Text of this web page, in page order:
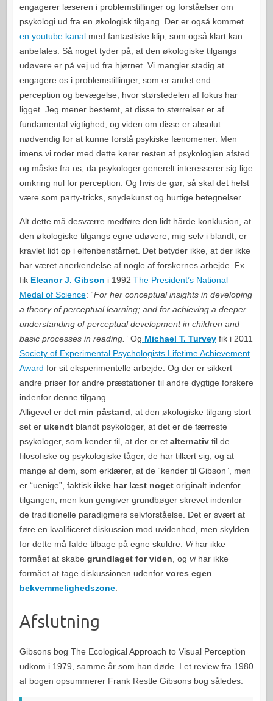
engagerer læseren i problemstillinger og forståelser om
psykologi ud fra en økologisk tilgang. Der er også kommet
en youtube kanalmed fantastiske klip, som også klart kan
anbefales. Så noget tyder på, at den økologiske tilgangs
udøvere er på vej ud fra hjørnet. Vi mangler stadig at
engagere os i problemstillinger, som er andet end
perception og bevægelse, hvor størstedelen af fokus har
ligget. Jeg mener bestemt, at disse to størrelser er af
fundamental vigtighed, og viden om disse er absolut
nødvendig for at kunne forstå psykiske fænomener. Men
imens vi roder med dette kører resten af psykologien afsted
og måske fra os, da psykologer generelt interesserer sig lige
omkring nul for perception. Og hvis de gør, så skal det helst
være som party-tricks, snydekunst og hurtige betegnelser.
Alt dette må desværre medføre den lidt hårde konklusion, at
den økologiske tilgangs egne udøvere, mig selv i blandt, er
kravlet lidt op i elfenbenstårnet. Det betyder ikke, at der ikke
har været anerkendelse af nogle af forskernes arbejde. Fx
fik Eleanor J. Gibson i 1992 The President’s National
Medal of Science: “For her conceptual insights in developing
a theory of perceptual learning; and for achieving a deeper
understanding of perceptual development in children and
basic processes in reading. ” Og Michael T. Turveyfik i 2011
Society of Experimental Psychologists Lifetime Achievement
Award for sit eksperimentelle arbejde. Og der er sikkert
andre priser for andre præstationer til andre dygtige forskere
indenfor denne tilgang.
Alligevel er det min påstand , at den økologiske tilgang stort
set er ukendtblandt psykologer, at det er de færreste
psykologer, som kender til, at der er et alternativtil de
filosofiske og psykologiske tåger, de har tillært sig, og at
mange af dem, som erklærer, at de “kender til Gibson”, men
er “uenige”, faktiskikke har læst nogetoriginalt indenfor
tilgangen, men kun gengiver grundbøger skrevet indenfor
de traditionelle paradigmers selvforståelse. Det er svært at
føre en kvalificeret diskussion mod uvidenhed, men skylden
for dette må falde tilbage på egne skuldre. Vihar ikke
formået at skabe grundlaget for viden , og vihar ikke
formået at tage diskussionen udenfor vores egen
bekvemmelighedszone.
Afslutning
Gibsons bog The Ecological Approach to Visual Perception
udkom i 1979, samme år som han døde. I et review fra 1980
af bogen opsummerer Frank Restle Gibsons bog således: